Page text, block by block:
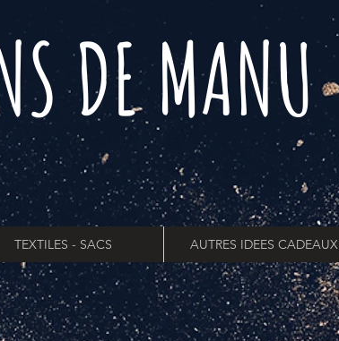
DE MANU
TEXTILES - SACS AUTRES IDEES CADEAUX